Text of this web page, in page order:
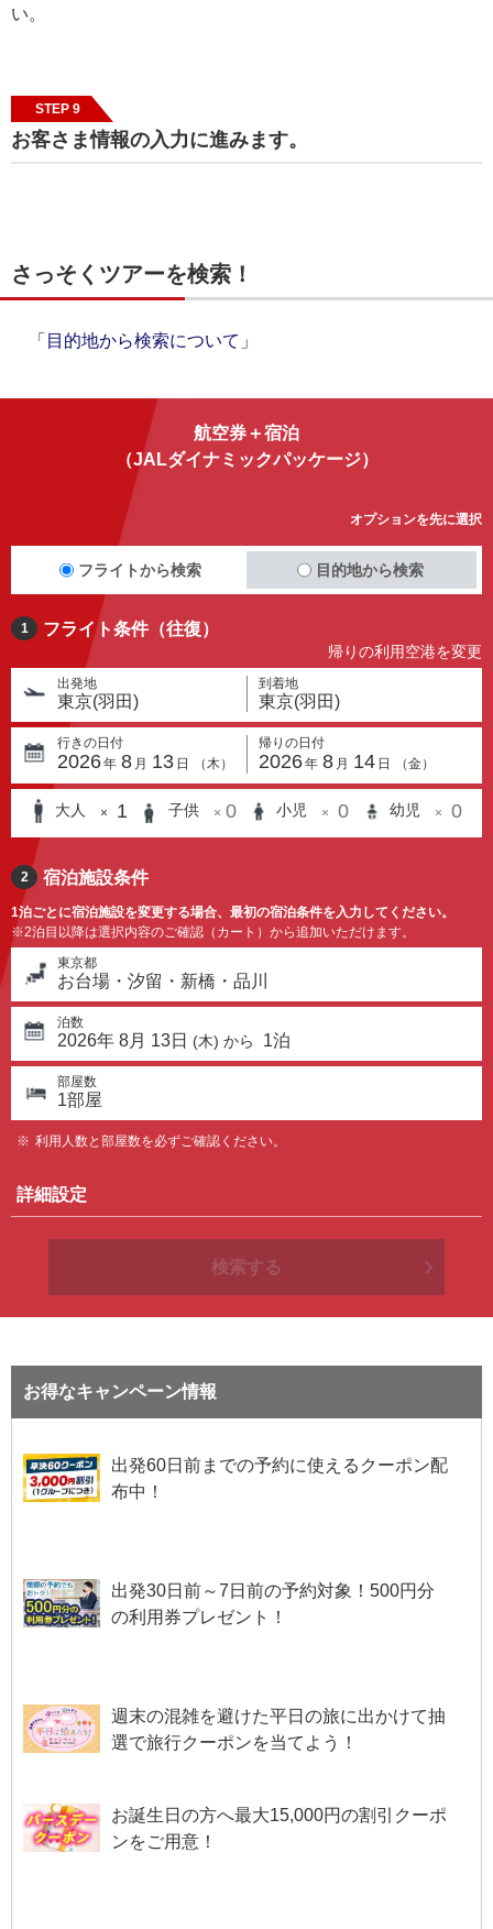
い。
STEP 9
お客さま情報の入力に進みます。
さっそくツアーを検索！
「目的地から検索について」
航空券＋宿泊
（JALダイナミックパッケージ）
オプションを先に選択
フライトから検索 目的地から検索
1 フライト条件（往復）
帰りの利用空港を変更
出発地
東京(羽田)
到着地
東京(羽田)
行きの日付
2026年 8 月 13 日 （ 木 ）
帰りの日付
2026年 8 月 14 日 （金）
大人 × 1 子供 × 0 小児 × 0 幼児 × 0
2 宿泊施設条件
1泊ごとに宿泊施設を変更する場合、最初の宿泊条件を入力してください。
※2泊目以降は選択内容のご確認（カート）から追加いただけます。
東京都
お台場・汐留・新橋・品川
泊数
2026年 8月 13日 (木) から 1泊
部屋数
1部屋
利用人数と部屋数を必ずご確認ください。
詳細設定
検索する
お得なキャンペーン情報
出発60日前までの予約に使えるクーポン配
布中！
出発30日前～7日前の予約対象！500円分
の利用券プレゼント！
週末の混雑を避けた平日の旅に出かけて抽
選で旅行クーポンを当てよう！
お誕生日の方へ最大15,000円の割引クーポ
ンをご用意！